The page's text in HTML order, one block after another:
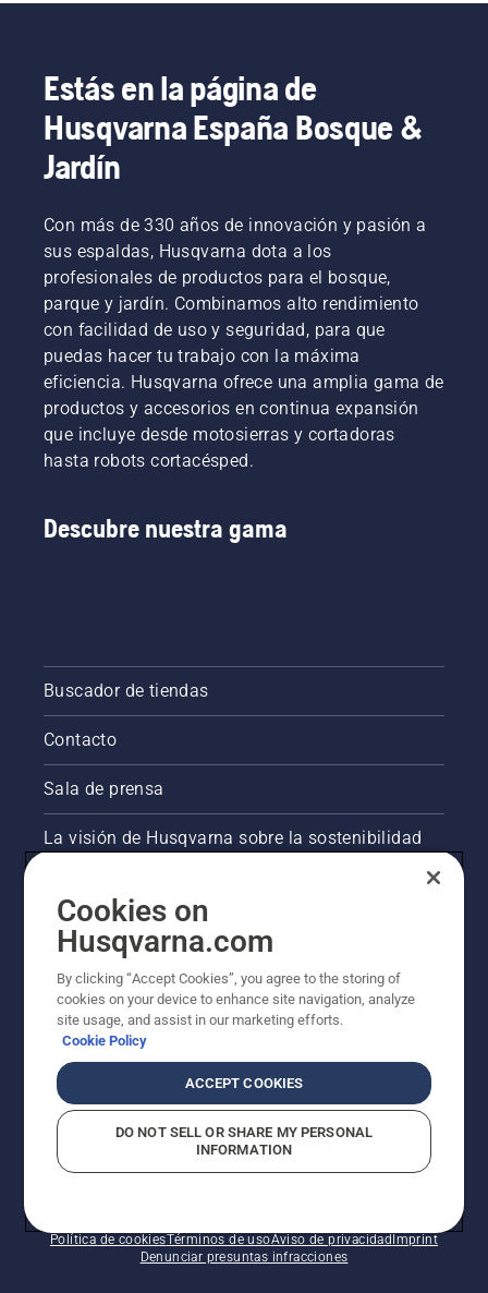
el
mundo.
Son
nuestro
equipo
H. Y son
usuarios
más
exigentes.
recortadora
de
césped
con un
lo hace
con
facilidad,
rapidez y
eficiencia.
Mira
este
vídeo
corto
cómo
cuchilla
Estás en la página de
Husqvarna España Bosque &
Jardín
Con más de 330 años de innovación y pasión a
sus espaldas, Husqvarna dota a los
profesionales de productos para el bosque,
parque y jardín. Combinamos alto rendimiento
con facilidad de uso y seguridad, para que
puedas hacer tu trabajo con la máxima
eficiencia. Husqvarna ofrece una amplia gama de
productos y accesorios en continua expansión
que incluye desde motosierras y cortadoras
hasta robots cortacésped.
Descubre nuestra gama
Buscador de tiendas
Contacto
Sala de prensa
La visión de Husqvarna sobre la sostenibilidad
Otros sitios de Husqvarna
© Husqvarna AB (publ). Todos los derechos
Política de cookiesTérminos de usoAviso de privacidad Imprint
Denunciar presuntas infracciones
Cookies on
Husqvarna.com
By clicking “Accept Cookies”, you agree to the storing of
cookies on your device to enhance site navigation, analyze
site usage, and assist in our marketing efforts.
Cookie Policy
ACCEPT COOKIES
DO NOT SELL OR SHARE MY PERSONAL
INFORMATION